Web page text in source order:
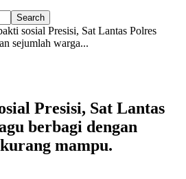
sosial Presisi, Sat Lantas Polres
sejumlah warga...
Presisi, Sat Lantas
berbagi dengan
mampu.